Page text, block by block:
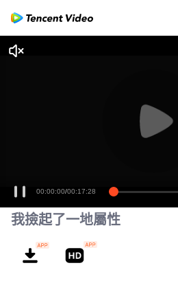
00:00:00/00:17:28
我撿起了一地屬性